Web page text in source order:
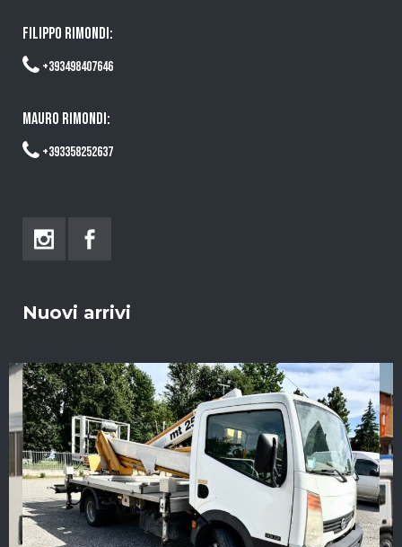
FILIPPO RIMONDI:
+393498407646
MAURO RIMONDI:
+393358252637
Nuovi arrivi